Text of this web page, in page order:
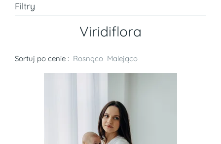
Filtry
Viridiflora
Sortuj po cenie : Rosnąco Malejąco